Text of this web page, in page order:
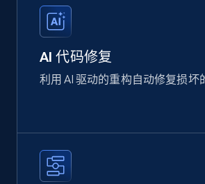
AI 代码修复
利用 AI 驱动的重构自动修复损坏